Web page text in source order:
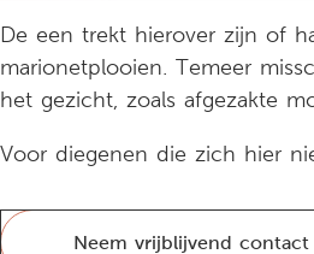
De een trekt hierover zijn of
marionetplooien. Temeer
het gezicht, zoals afgezakte
Voor diegenen die zich hier
Neem vrijblijvend contact